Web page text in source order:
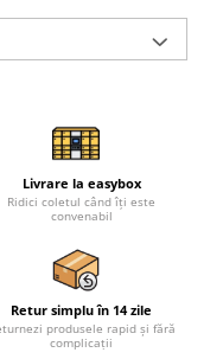
Livrare la easybox
Ridici coletul când îți este
convenabil
Retur simplu în 14 zile
produsele rapid și fără
complicații